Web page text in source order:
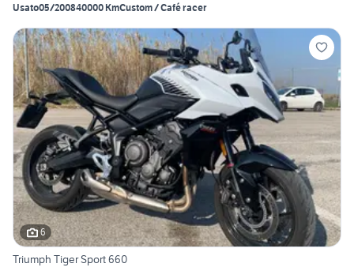
Usato05/200840000 KmCustom / Café racer
6
Triumph Tiger Sport 660